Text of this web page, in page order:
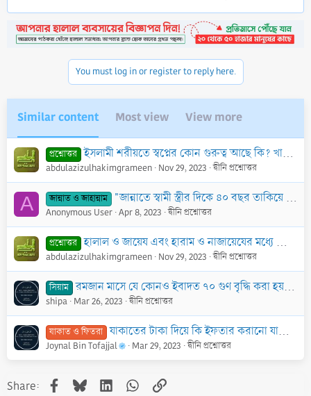
You must log in or register to reply here.
Similar content Most view View more
প্রশ্নোত্তর ইসলামী শরীয়তে স্বপ্নের কোন গুরুত্ব আছে কি? খারাপ স্বপ্ন দেখলে করণীয় কি? বিস্তারিত জানতে চাই।
abdulazizulhakimgrameen Nov 29, 2023 দ্বীনি প্রশ্নোত্তর
A জান্নাত ও জাহান্নাম "জান্নাতে স্বামী স্ত্রীর দিকে ৪০ বছর তাকিয়ে থাকবে”-এ বিষয়ে কোনও হাদিস আছে কি?
Anonymous User Apr 8, 2023 দ্বীনি প্রশ্নোত্তর
প্রশ্নোত্তর হালাল ও জায়েয এবং হারাম ও নাজায়েযের মধ্যে কোন পার্থক্য আছে কি?
abdulazizulhakimgrameen Nov 29, 2023 দ্বীনি প্রশ্নোত্তর
সিয়াম রমজান মাসে যে কোনও ইবাদত ৭০ গুণ বৃদ্ধি করা হয়”- এ কথা কতটকু সঠিক?
shipa Mar 26, 2023 দ্বীনি প্রশ্নোত্তর
যাকাত ও ফিতরা যাকাতের টাকা দিয়ে কি ইফতার করানো যাবে বা কোন কিছু কিনে দেওয়া যাবে?
Joynal Bin Tofajjal Mar 29, 2023 দ্বীনি প্রশ্নোত্তর
Share: Facebook
BlueskyLinkedInWhatsApp
Link